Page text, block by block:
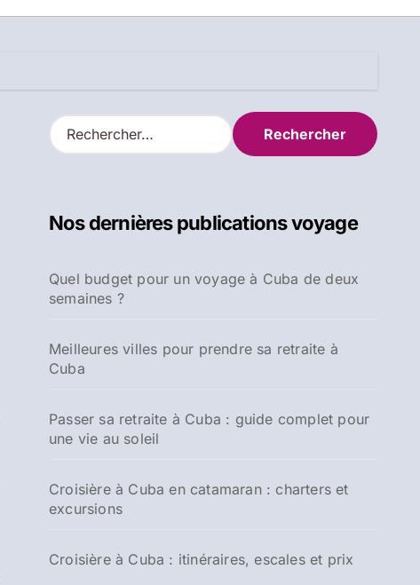
R
e
r
e
r
Nos dernières publications voyage
Quel budget pour un voyage à Cuba de deux
semaines ?
Meilleures villes pour prendre sa retraite à
Cuba
Passer sa retraite à Cuba : guide complet pour
une vie au soleil
Croisière à Cuba en catamaran : charters et
excursions
Croisière à Cuba : itinéraires, escales et prix